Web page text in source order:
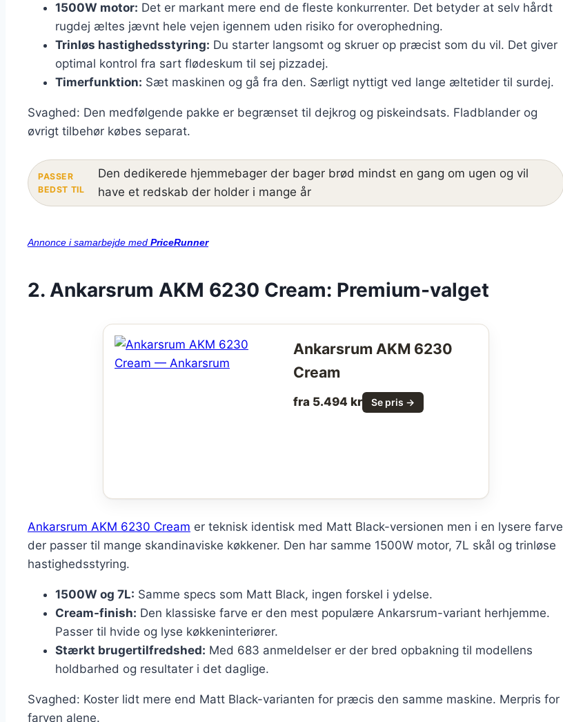
1500W motor: Det er markant mere end de fleste konkurrenter. Det betyder at selv hårdt
rugdej æltes jævnt hele vejen igennem uden risiko for overophedning.
Trinløs hastighedsstyring: Du starter langsomt og skruer op præcist som du vil. Det giver
optimal kontrol fra sart flødeskum til sej pizzadej.
Timerfunktion: Sæt maskinen og gå fra den. Særligt nyttigt ved lange æltetider til surdej.
Svaghed: Den medfølgende pakke er begrænset til dejkrog og piskeindsats. Fladblander og
øvrigt tilbehør købes separat.
PASSER
BEDST TIL
Den dedikerede hjemmebager der bager brød mindst en gang om ugen og vil
have et redskab der holder i mange år
Annonce i samarbejde med PriceRunner
2. Ankarsrum AKM 6230 Cream: Premium-valget
Ankarsrum AKM 6230
Cream
fra 5.494 kr Se pris →
Ankarsrum AKM 6230 Cream er teknisk identisk med Matt Black-versionen men i en lysere farve
der passer til mange skandinaviske køkkener. Den har samme 1500W motor, 7L skål og trinløse
hastighedsstyring.
1500W og 7L: Samme specs som Matt Black, ingen forskel i ydelse.
Cream-finish: Den klassiske farve er den mest populære Ankarsrum-variant herhjemme.
Passer til hvide og lyse køkkeninteriører.
Stærkt brugertilfredshed: Med 683 anmeldelser er der bred opbakning til modellens
holdbarhed og resultater i det daglige.
Svaghed: Koster lidt mere end Matt Black-varianten for præcis den samme maskine. Merpris for
farven alene.